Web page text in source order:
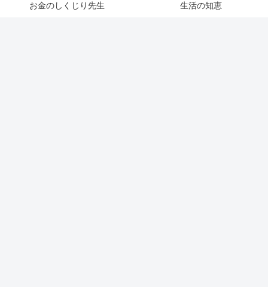
お金のしくじり先生 生活の知恵